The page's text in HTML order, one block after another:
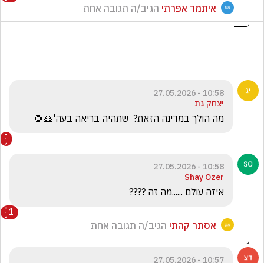
איתמר אפרתי הגיב/ה תגובה אחת
10:58 - 27.05.2026
יצחק גת
מה הולך במדינה הזאת?  שתהיה בריאה בעה'🙏🏼
10:58 - 27.05.2026
Shay Ozer
איזה עולם ......מה זה ????
1
אסתר קהתי הגיב/ה תגובה אחת
10:57 - 27.05.2026